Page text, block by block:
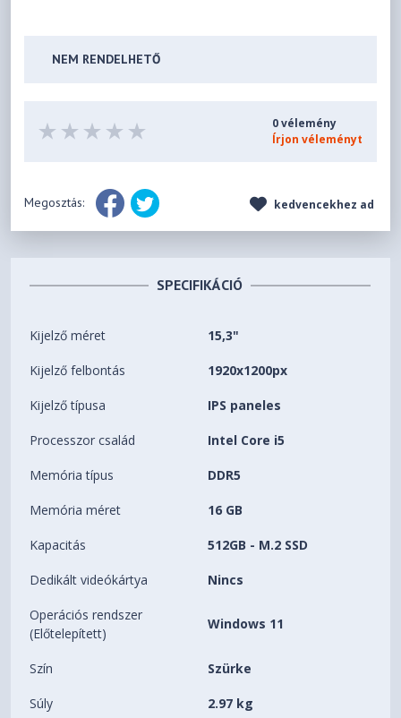
NEM RENDELHETŐ
0 vélemény
Írjon véleményt
Megosztás: kedvencekhez ad
SPECIFIKÁCIÓ
Kijelző méret 15,3"
Kijelző felbontás 1920x1200px
Kijelző típusa IPS paneles
Processzor család Intel Core i5
Memória típus DDR5
Memória méret 16 GB
Kapacitás 512GB - M.2 SSD
Dedikált videókártya Nincs
Operációs rendszer
(Előtelepített)
Windows 11
Szín Szürke
Súly 2.97 kg